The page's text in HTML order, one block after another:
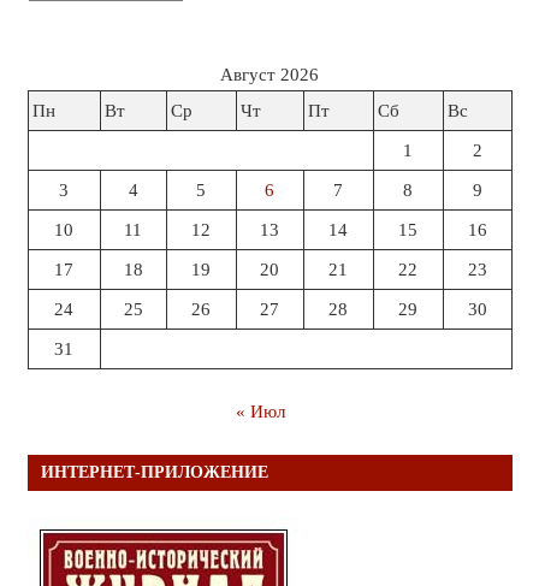
Август 2026
Пн
Вт Ср Чт Пт Сб Вс
1 2
3 4 5 6 7 8 9
10 11 12 13 14 15 16
17 18 19 20 21 22 23
24 25 26 27 28 29 30
31
« Июл
ИНТЕРНЕТ-ПРИЛОЖЕНИЕ